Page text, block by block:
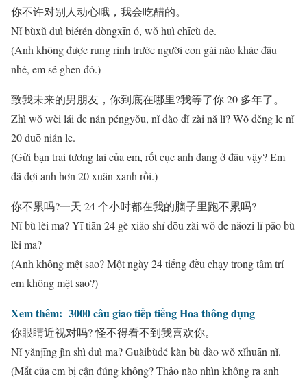
你不许对别人动心哦，我会吃醋的。
Nǐ bùxǔ duì biérén dòngxīn ó, wǒ huì chīcù de.
(Anh không được rung rinh trước người con gái nào khác đâu
nhé, em sẽ ghen đó.)
致我未来的男朋友，你到底在哪里?我等了你 20 多年了。
Zhì wǒ wèi lái de nán péngyǒu, nǐ dào dǐ zài nǎ lǐ? Wǒ děng le nǐ
20 duō nián le.
(Gửi bạn trai tương lai của em, rốt cục anh đang ở đâu vậy? Em
đã đợi anh hơn 20 xuân xanh rồi.)
你不累吗?一天 24 个小时都在我的脑子里跑不累吗?
Nǐ bù lèi ma? Yī tiān 24 gè xiǎo shí dōu zài wǒ de nǎozi lǐ pǎo bù
lèi ma?
(Anh không mệt sao? Một ngày 24 tiếng đều chạy trong tâm trí
em không mệt sao?)
Xem thêm: 3000 câu giao tiếp tiếng Hoa thông dụng
你眼睛近视对吗? 怪不得看不到我喜欢你。
Nǐ yǎnjīng jìn shì duì ma? Guàibùdé kàn bù dào wǒ xǐhuān nǐ.
(Mắt của em bị cận đúng không? Thảo nào nhìn không ra anh